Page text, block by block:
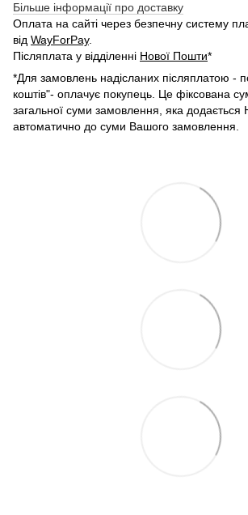
Більше інформації про доставку
Оплата на сайті через безпечну систему
від WayForPay.
Післяплата у відділенні Нової Пошти*
*Для замовлень надісланих післяплатою -
коштів"- оплачує покупець. Це фіксована
загальної суми замовлення, яка
автоматично до суми Вашого замовлення.